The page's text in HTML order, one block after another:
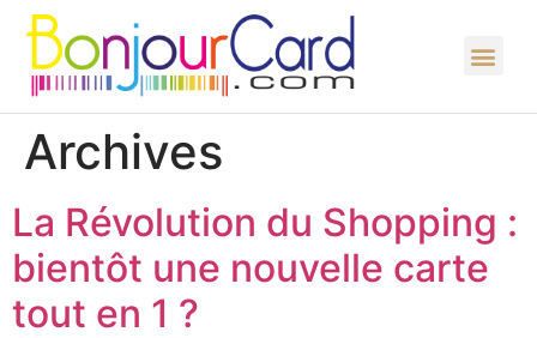
Archives
La Révolution du Shopping :
bientôt une nouvelle carte
tout en 1 ?